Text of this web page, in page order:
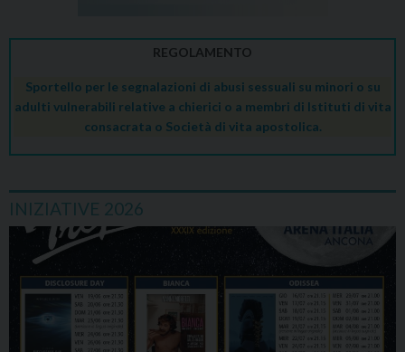
REGOLAMENTO
Sportello per le segnalazioni di abusi sessuali su minori o su
adulti vulnerabili relative a chierici o a membri di Istituti di vita
consacrata o Società di vita apostolica.
INIZIATIVE 2026